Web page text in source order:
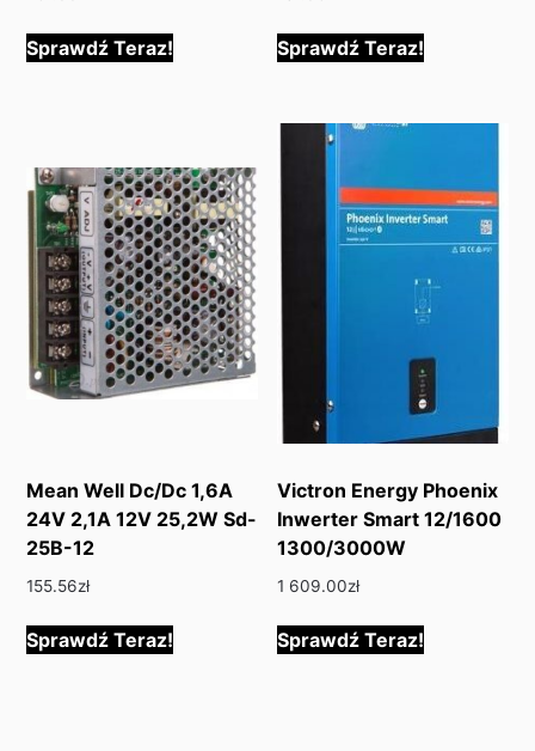
Sprawdź Teraz! Sprawdź Teraz!
Mean Well Dc/Dc 1,6A
24V 2,1A 12V 25,2W Sd-
25B-12
155.56zł
Sprawdź Teraz!
Victron Energy Phoenix
Inwerter Smart 12/1600
1300/3000W
1 609.00zł
Sprawdź Teraz!